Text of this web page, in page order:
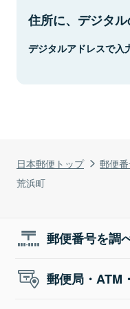
日本郵便トップ 郵便
荒浜町
住所に、デジタル
デジタルアドレスで入
郵便番号を調
郵便局・ATM